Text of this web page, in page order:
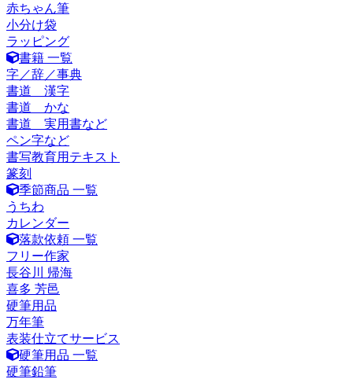
赤ちゃん筆
小分け袋
ラッピング
書籍 一覧
字／辞／事典
書道 漢字
書道 かな
書道 実用書など
ペン字など
書写教育用テキスト
篆刻
季節商品 一覧
うちわ
カレンダー
落款依頼 一覧
フリー作家
長谷川 帰海
喜多 芳邑
硬筆用品
万年筆
表装仕立てサービス
硬筆用品 一覧
硬筆鉛筆